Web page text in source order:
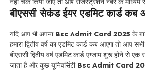
नहीं चेक किया जाए तो आप रजिस्ट्रेशन नंबर के माध्यम
बीएससी सेकंड ईयर एडमिट कार्ड कब
यदि आप भी अपना Bsc Admit Card 2025 के
हमारा द्वितीय वर्ष का एडमिट कार्ड कब आएगा तो आप
बीएससी द्वितीय वर्ष एडमिट कार्ड एग्जाम शुरू होने से एक
जाता है और कुछ यूनिवर्सिटी Bsc Admit Card